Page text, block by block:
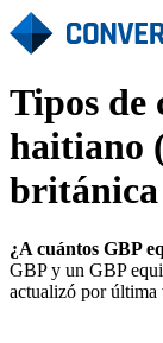
Tipos de
haitiano
¿A cuántos GBP
GBP y un GBP
actualizó por última